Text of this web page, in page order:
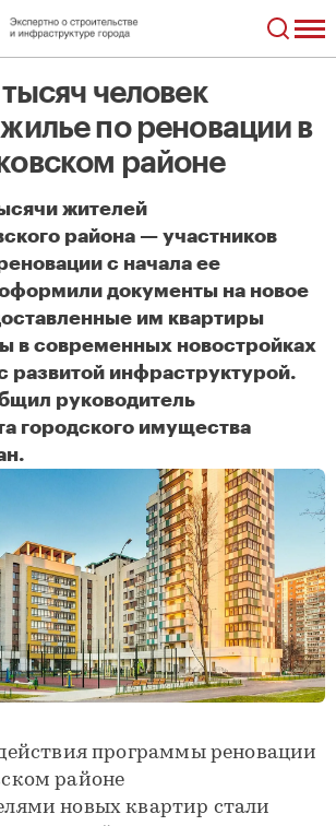
человек
по реновации в
районе
жителей
района — участников
с начала ее
документы на новое
им квартиры
в современных новостройках
развитой инфраструктурой.
руководитель
городского имущества
программы реновации
районе
новых квартир стали